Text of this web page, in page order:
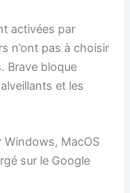
activées par
n’ont pas à choisir
Brave bloque
et les
Windows, MacOS
sur le Google